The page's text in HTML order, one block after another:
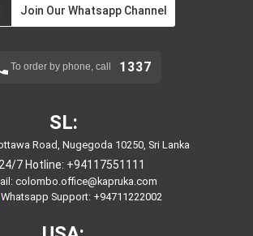
Join Our Whatsapp Channel
To order by phone, call 1337
SL:
Road, Nugegoda 10250, Sri Lanka
24/7 Hotline: +94117551111
colombo.office@kapruka.com
Whatsapp Support: +94711222002